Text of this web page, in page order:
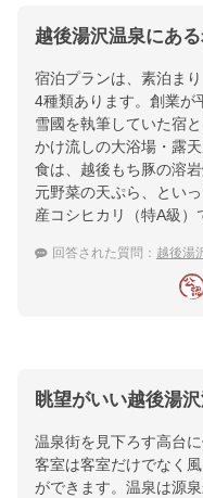
越後湯沢温泉にあ
宿泊プランは、素泊ま
4種類あります。創業が
雪國を執筆していた宿
かけ流しの大浴場・露
食は、越後もち豚の溶
元野菜の天ぷら、とい
産コシヒカリ（特A級）
回答された質問： 越後湯
眺望がいい越後湯
温泉街を見下ろす高台
客室は客室だけでなく
ができます。温泉は源